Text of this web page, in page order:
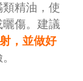
精油，使
傷。建議
，並做好